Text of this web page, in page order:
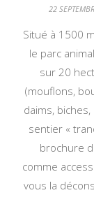
22
Situé à 1500
le parc
sur 20
(mouflons,
daims,
sentier «
brochure
comme
vous la